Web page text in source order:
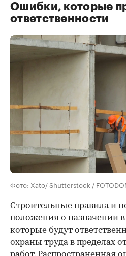
Ошибки, которые
ответственности
Фото: Xato/ Shutterstock /
Строительные правила и
положения о назначении
которые будут
охраны труда в пределах